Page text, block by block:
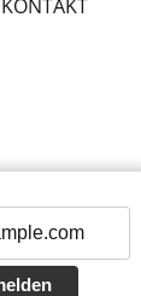
KONTAKT